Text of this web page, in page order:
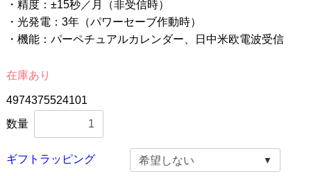
・精度：±15秒／月（非受信時）
・光発電：3年（パワーセーブ作動時）
・機能：パーペチュアルカレンダー、日中米欧電波受信
在庫あり
4974375524101
数量
ギフトラッピング